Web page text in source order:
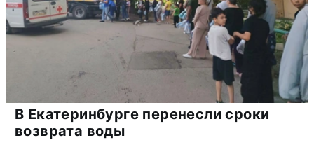
В Екатеринбурге перенесли сроки
возврата воды